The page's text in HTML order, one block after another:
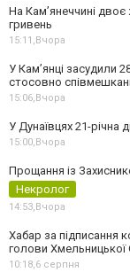
На Камʼянеччині
гривень
15:11,Вчора
У Камʼянці засудили
стосовно
15:06,Вчора
У Дунаївцях 21-річна
15:00,Вчора
Прощання із
Некролог
14:53,Вчора
Хабар за підписання
голови
10:18,6 серпня